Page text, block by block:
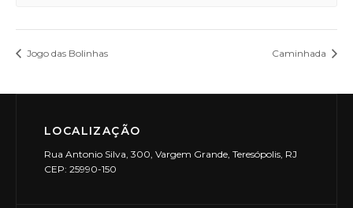
Jogo das Bolinhas Caminhada
LOCALIZAÇÃO
Rua Antonio Silva, 300, Vargem Grande, Teresópolis, RJ
CEP: 25990-150